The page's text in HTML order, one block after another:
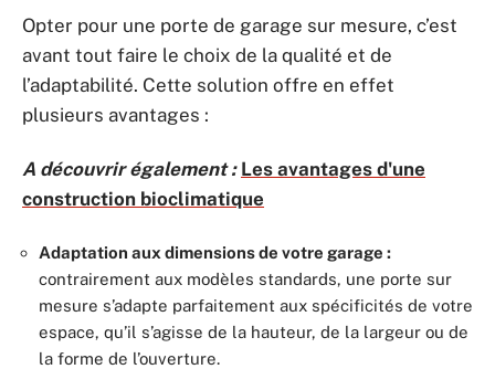
Opter pour une porte de garage sur mesure, c’est
avant tout faire le choix de la qualité et de
l’adaptabilité. Cette solution offre en effet
plusieurs avantages :
A découvrir également : Les avantages d'une
construction bioclimatique
Adaptation aux dimensions de votre garage :
contrairement aux modèles standards, une porte sur
mesure s’adapte parfaitement aux spécificités de votre
espace, qu’il s’agisse de la hauteur, de la largeur ou de
la forme de l’ouverture.